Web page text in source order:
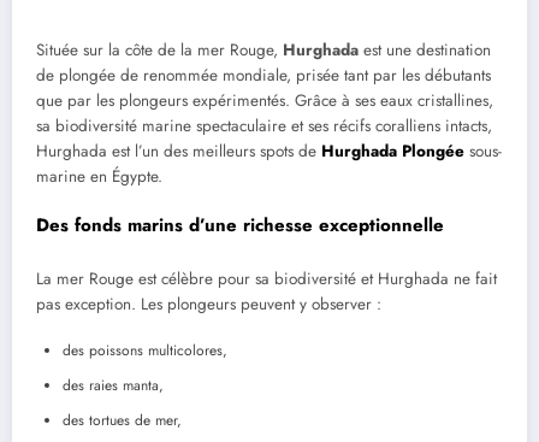
Située sur la côte de la mer Rouge, Hurghada est une destination
de plongée de renommée mondiale, prisée tant par les débutants
que par les plongeurs expérimentés. Grâce à ses eaux cristallines,
sa biodiversité marine spectaculaire et ses récifs coralliens intacts,
Hurghada est l’un des meilleurs spots de Hurghada Plongée sous-
marine en Égypte.
Des fonds marins d’une richesse exceptionnelle
La mer Rouge est célèbre pour sa biodiversité et Hurghada ne fait
pas exception. Les plongeurs peuvent y observer :
des poissons multicolores,
des raies manta,
des tortues de mer,